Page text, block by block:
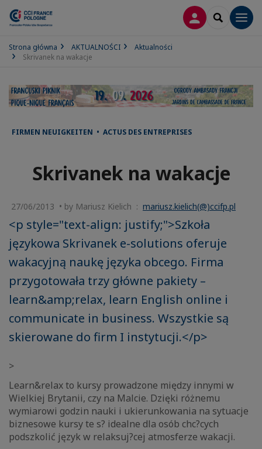
LOGOWANIE
SEARCH
Strona główna AKTUALNOŚCI
Aktualności
Skrivanek na wakacje
FIRMEN NEUIGKEITEN • ACTUS DES ENTREPRISES
Skrivanek na wakacje
27/06/2013 • by Mariusz Kielich : mariusz.kielich(@)ccifp.pl
<p style="text-align: justify;">Szkoła
językowa Skrivanek e-solutions oferuje
wakacyjną naukę języka obcego. Firma
przygotowała trzy główne pakiety –
learn&amp;relax, learn English online i
communicate in business. Wszystkie są
skierowane do firm I instytucji.</p>
>
Learn&relax to kursy prowadzone między innymi w
Wielkiej Brytanii, czy na Malcie. Dzięki różnemu
wymiarowi godzin nauki i ukierunkowania na sytuacje
biznesowe kursy te s? idealne dla osób chc?cych
podszkolić język w relaksuj?cej atmosferze wakacji.